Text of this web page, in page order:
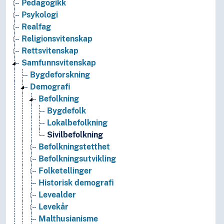
Pedagogikk
Psykologi
Realfag
Religionsvitenskap
Rettsvitenskap
Samfunnsvitenskap
Bygdeforskning
Demografi
Befolkning
Bygdefolk
Lokalbefolkning
Sivilbefolkning
Befolkningstetthet
Befolkningsutvikling
Folketellinger
Historisk demografi
Levealder
Levekår
Malthusianisme